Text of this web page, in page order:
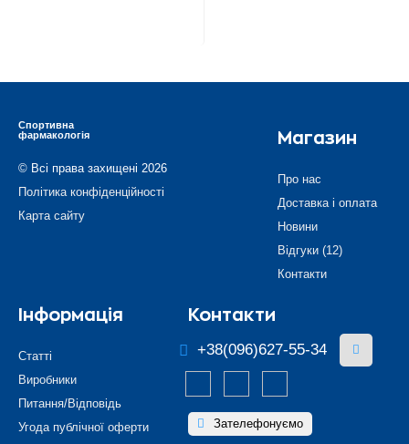
Спортивна
фармакологія
© Всі права захищені 2026
Політика конфіденційності
Карта сайту
Магазин
Про нас
Доставка і оплата
Новини
Відгуки (12)
Контакти
Інформація
Статті
Виробники
Питання/Відповідь
Угода публічної оферти
Контакти
+38(096)627-55-34
Зателефонуємо